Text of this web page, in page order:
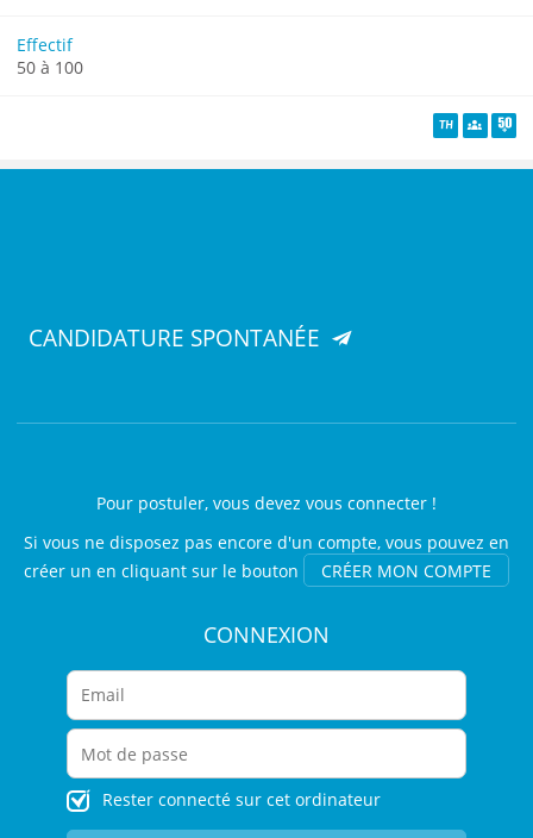
Effectif
50 à 100
CANDIDATURE SPONTANÉE
Pour postuler, vous devez vous connecter !
Si vous ne disposez pas encore d'un compte, vous pouvez en
créer un en cliquant sur le bouton
CRÉER MON COMPTE
CONNEXION
Rester connecté sur cet ordinateur